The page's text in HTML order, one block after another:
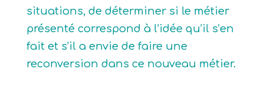
situations, de déterminer si le métier
présenté correspond à l’idée qu’il s’en
fait et s’il a envie de faire une
reconversion dans ce nouveau métier.